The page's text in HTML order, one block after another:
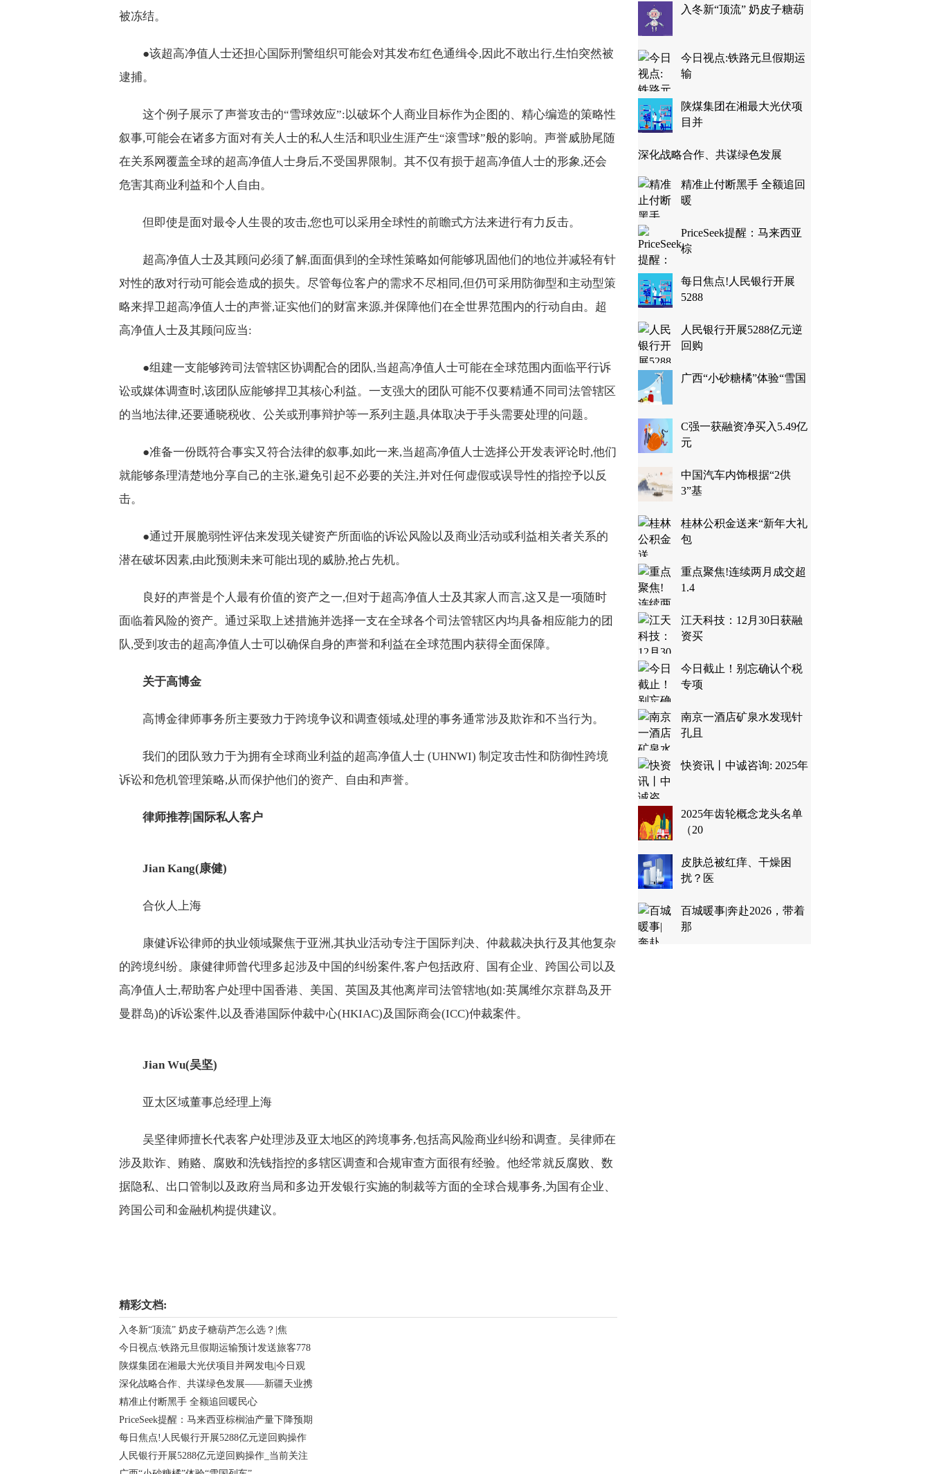
被冻结。
●该超高净值人士还担心国际刑警组织可能会对其发布红色通缉令,因此不敢出行,生怕突然被
逮捕。
这个例子展示了声誉攻击的“雪球效应”:以破坏个人商业目标作为企图的、精心编造的策略性
叙事,可能会在诸多方面对有关人士的私人生活和职业生涯产生“滚雪球”般的影响。声誉威胁尾随
在关系网覆盖全球的超高净值人士身后,不受国界限制。其不仅有损于超高净值人士的形象,还会
危害其商业利益和个人自由。
但即使是面对最令人生畏的攻击,您也可以采用全球性的前瞻式方法来进行有力反击。
超高净值人士及其顾问必须了解,面面俱到的全球性策略如何能够巩固他们的地位并减轻有针
对性的敌对行动可能会造成的损失。尽管每位客户的需求不尽相同,但仍可采用防御型和主动型策
略来捍卫超高净值人士的声誉,证实他们的财富来源,并保障他们在全世界范围内的行动自由。超
高净值人士及其顾问应当:
●组建一支能够跨司法管辖区协调配合的团队,当超高净值人士可能在全球范围内面临平行诉
讼或媒体调查时,该团队应能够捍卫其核心利益。一支强大的团队可能不仅要精通不同司法管辖区
的当地法律,还要通晓税收、公关或刑事辩护等一系列主题,具体取决于手头需要处理的问题。
●准备一份既符合事实又符合法律的叙事,如此一来,当超高净值人士选择公开发表评论时,他们
就能够条理清楚地分享自己的主张,避免引起不必要的关注,并对任何虚假或误导性的指控予以反
击。
●通过开展脆弱性评估来发现关键资产所面临的诉讼风险以及商业活动或利益相关者关系的
潜在破坏因素,由此预测未来可能出现的威胁,抢占先机。
良好的声誉是个人最有价值的资产之一,但对于超高净值人士及其家人而言,这又是一项随时
面临着风险的资产。通过采取上述措施并选择一支在全球各个司法管辖区内均具备相应能力的团
队,受到攻击的超高净值人士可以确保自身的声誉和利益在全球范围内获得全面保障。
关于高博金
高博金律师事务所主要致力于跨境争议和调查领域,处理的事务通常涉及欺诈和不当行为。
我们的团队致力于为拥有全球商业利益的超高净值人士 (UHNWI) 制定攻击性和防御性跨境
诉讼和危机管理策略,从而保护他们的资产、自由和声誉。
律师推荐|国际私人客户
Jian Kang(康健)
合伙人上海
康健诉讼律师的执业领域聚焦于亚洲,其执业活动专注于国际判决、仲裁裁决执行及其他复杂
的跨境纠纷。康健律师曾代理多起涉及中国的纠纷案件,客户包括政府、国有企业、跨国公司以及
高净值人士,帮助客户处理中国香港、美国、英国及其他离岸司法管辖地(如:英属维尔京群岛及开
曼群岛)的诉讼案件,以及香港国际仲裁中心(HKIAC)及国际商会(ICC)仲裁案件。
Jian Wu(吴坚)
亚太区域董事总经理上海
吴坚律师擅长代表客户处理涉及亚太地区的跨境事务,包括高风险商业纠纷和调查。吴律师在
涉及欺诈、贿赂、腐败和洗钱指控的多辖区调查和合规审查方面很有经验。他经常就反腐败、数
据隐私、出口管制以及政府当局和多边开发银行实施的制裁等方面的全球合规事务,为国有企业、
跨国公司和金融机构提供建议。
精彩文档:
入冬新“顶流” 奶皮子糖葫芦怎么选？|焦
今日视点:铁路元旦假期运输预计发送旅客778
陕煤集团在湘最大光伏项目并网发电|今日观
深化战略合作、共谋绿色发展——新疆天业携
精准止付断黑手 全额追回暖民心
PriceSeek提醒：马来西亚棕榈油产量下降预期
每日焦点!人民银行开展5288亿元逆回购操作
人民银行开展5288亿元逆回购操作_当前关注
入冬新“顶流” 奶皮子糖葫
今日视点:铁路元旦假期运
输
陕煤集团在湘最大光伏项
目并
深化战略合作、共谋绿色发展
精准止付断黑手 全额追回
暖
PriceSeek提醒：马来西亚
棕
每日焦点!人民银行开展
5288
人民银行开展5288亿元逆
回购
广西“小砂糖橘”体验“雪国
C强一获融资净买入5.49亿
元
中国汽车内饰根据“2供
3”基
桂林公积金送来“新年大礼
包
重点聚焦!连续两月成交超
1.4
江天科技：12月30日获融
资买
今日截止！别忘确认个税
专项
南京一酒店矿泉水发现针
孔且
快资讯丨中诚咨询: 2025年
2025年齿轮概念龙头名单
（20
皮肤总被红痒、干燥困
扰？医
百城暖事|奔赴2026，带着
那